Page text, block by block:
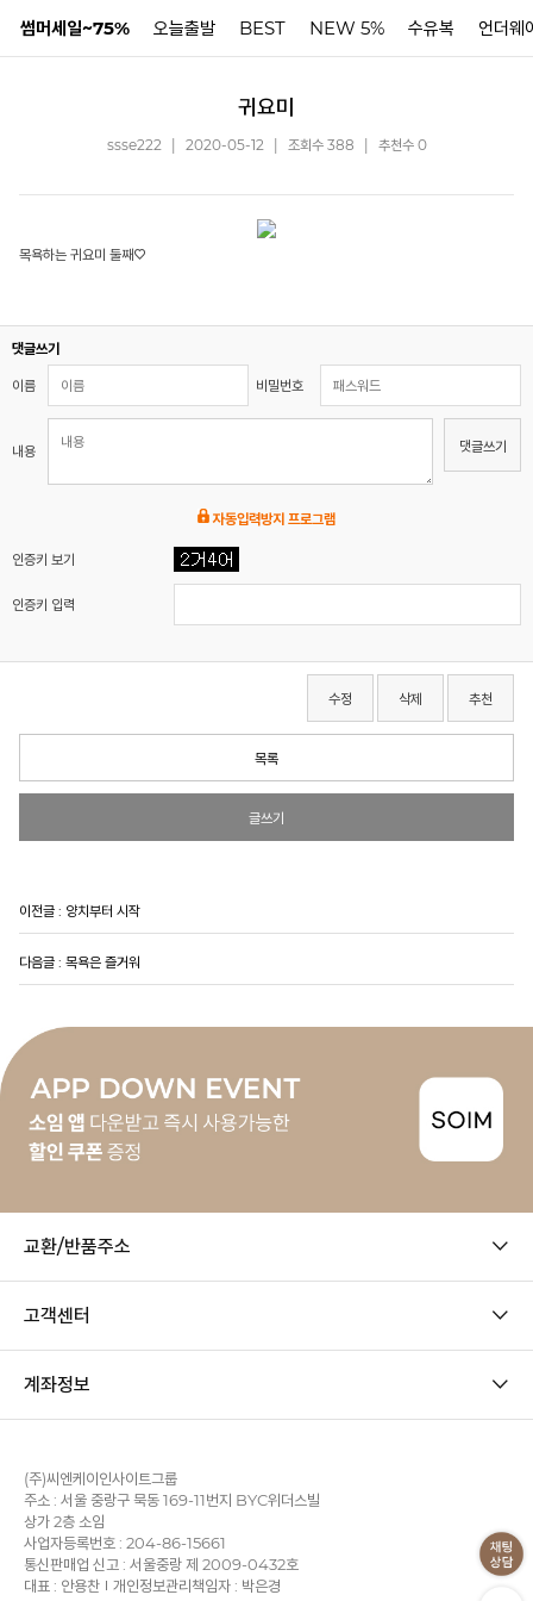
썸머세일~75% 오늘출발 BEST NEW 5% 수유복 언더웨
귀요미
ssse222 2020-05-12 조회수 388 추천수 0
목욕하는 귀요미 둘째♡
댓글쓰기
이름 비밀번호
내용 댓글쓰기
자동입력방지 프로그램
인증키 보기
인증키 입력
수정 삭제 추천
목록
글쓰기
이전글 : 양치부터 시작
다음글 : 목욕은 즐거워
교환/반품주소
고객센터
계좌정보
(주)씨엔케이인사이트그룹
주소 : 서울 중랑구 묵동 169-11번지 BYC위더스빌
상가 2층 소임
사업자등록번호 : 204-86-15661
통신판매업 신고 : 서울중랑 제 2009-0432호
대표 : 안용찬
개인정보관리책임자 : 박은경